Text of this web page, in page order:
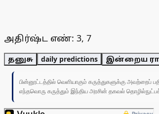
அதிர்ஷ்ட எண்: 3, 7
தனுசு daily predictions இன்றைய
பின்னூட்டத்தில் வெளியாகும் கருத்துகளுக்கு அவற்றைப்
எந்தவொரு கருத்தும் இந்திய அரசின் தகவல்